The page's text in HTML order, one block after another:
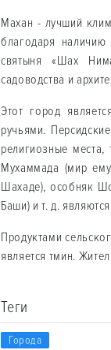
Махан - лучший
благодаря
святыня «Шах
садоводства и
Этот город
ручьями.
религиозные
Мухаммада (мир
Шахаде), особняк
Баши) и т. д.
Продуктами
является тмин.
Теги
Города